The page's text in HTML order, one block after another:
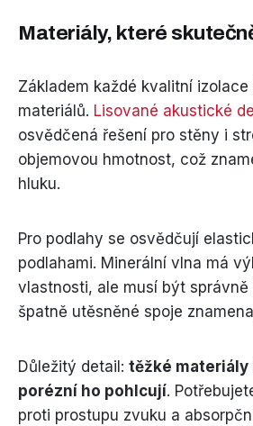
Materiály, které
Základem každé kvalitní
materiálů. Lisované akustické
osvědčená řešení pro stěny i
objemovou hmotnost, což
hluku.
Pro podlahy se osvědčují
podlahami. Minerální vlna má
vlastnosti, ale musí být
špatně utěsněné spoje
Důležitý detail: těžké materiály
porézní ho pohlcují.
proti prostupu zvuku a